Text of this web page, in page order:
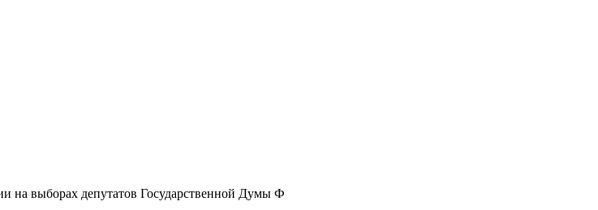
на выборах депутатов Государственной Думы Ф